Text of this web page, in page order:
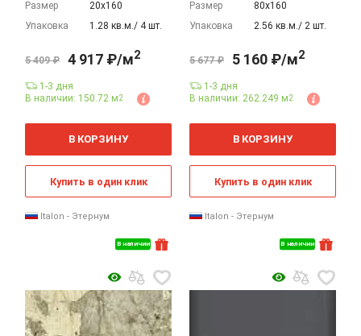
Размер
20х160
Упаковка
1.28 кв.м./ 4 шт.
В наличии
5 409 ₽ 4 917 ₽/м2
1-3 дня
В наличии: 150.72 м2
м
В КОРЗИНУ
Купить в один клик
Italon - Этернум
Размер
80х160
Упаковка
2.56 кв.м./ 2 шт.
В наличии
5 677 ₽ 5 160 ₽/м2
1-3 дня
В наличии: 262.249 м2
м
В КОРЗИНУ
Купить в один клик
Italon - Этернум